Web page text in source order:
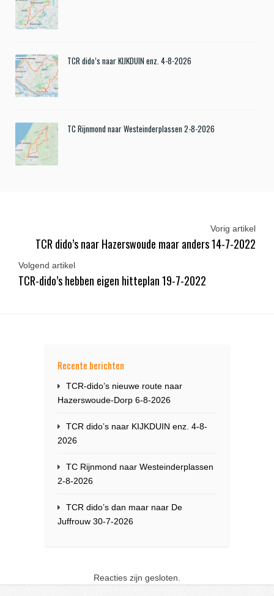
TCR dido’s naar KIJKDUIN enz. 4-8-2026
TC Rijnmond naar Westeinderplassen 2-8-2026
Vorig artikel
TCR dido’s naar Hazerswoude maar anders 14-7-2022
Volgend artikel
TCR-dido’s hebben eigen hitteplan 19-7-2022
Recente berichten
TCR-dido’s nieuwe route naar
Hazerswoude-Dorp 6-8-2026
TCR dido’s naar KIJKDUIN enz. 4-8-
2026
TC Rijnmond naar Westeinderplassen
2-8-2026
TCR dido’s dan maar naar De
Juffrouw 30-7-2026
Reacties zijn gesloten.